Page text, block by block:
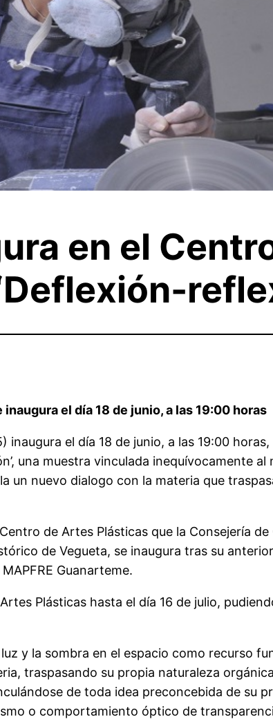
en el
el día 18 de junio, a las 19:00 horas
el día 18 de junio, a las 19:00
una muestra vinculada inequívocamente
un nuevo dialogo con la materia que
de Artes Plásticas que la Consejería
de Vegueta, se inaugura tras su
Guanarteme.
Plásticas hasta el día 16 de julio,
y la sombra en el espacio como recurso
traspasando su propia naturaleza
de toda idea preconcebida de su
o comportamiento óptico de